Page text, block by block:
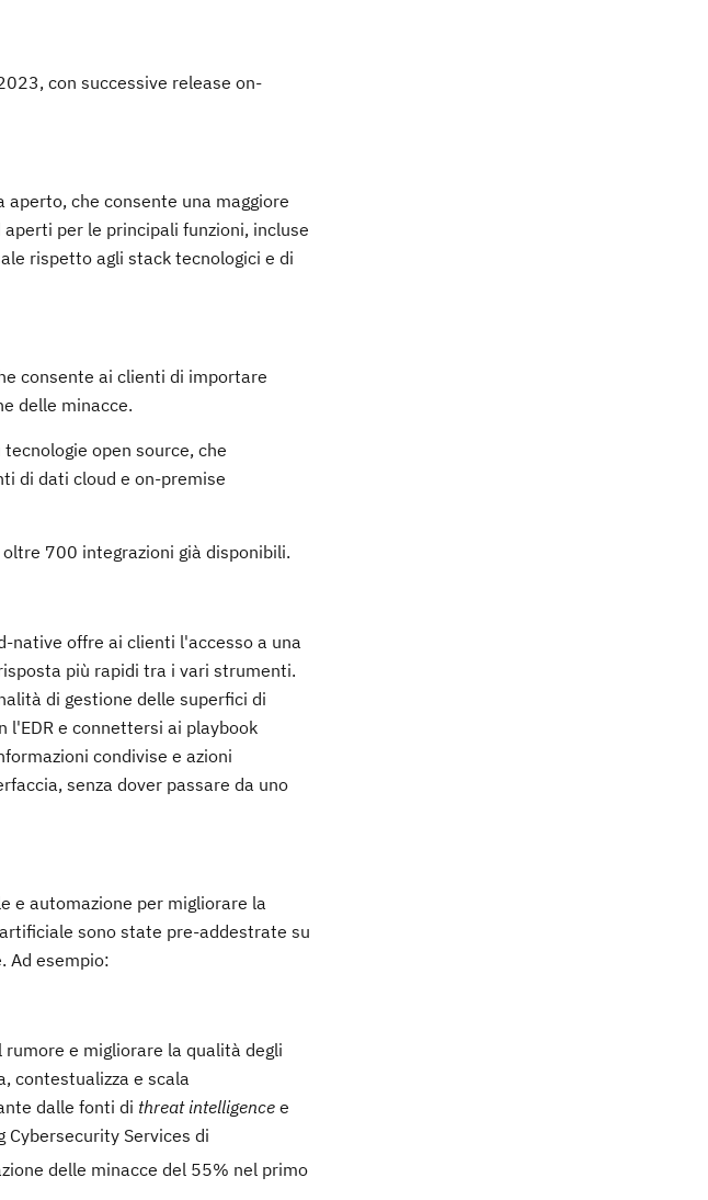
con successive release on-
aperto, che consente una maggiore
per le principali funzioni, incluse
rispetto agli stack tecnologici e di
consente ai clienti di importare
delle minacce.
tecnologie open source, che
di dati cloud e on-premise
700 integrazioni già disponibili.
native offre ai clienti l'accesso a una
più rapidi tra i vari strumenti.
di gestione delle superfici di
l'EDR e connettersi ai playbook
condivise e azioni
senza dover passare da uno
e automazione per migliorare la
sono state pre-addestrate su
Ad esempio:
e migliorare la qualità degli
contestualizza e scala
dalle fonti di threat intelligence e
Services di
delle minacce del 55% nel primo